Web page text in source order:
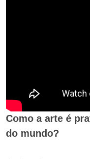
Como a arte é
do mundo?